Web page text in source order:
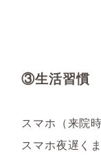
③生活習慣
スマホ（来院
スマホ夜遅く